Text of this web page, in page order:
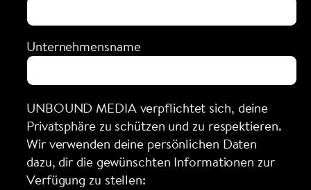
Unternehmensname
UNBOUND MEDIA verpflichtet sich, deine
Privatsphäre zu schützen und zu respektieren.
Wir verwenden deine persönlichen Daten
dazu, dir die gewünschten Informationen zur
Verfügung zu stellen: